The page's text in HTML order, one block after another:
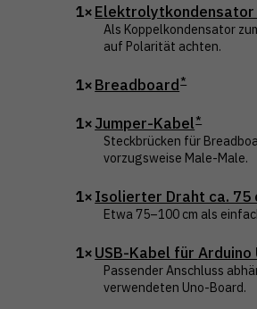
1×Elektrolytkondensator
Als Koppelkondensator
auf Polarität achten.
1×Breadboard
1×Jumper-Kabel
Steckbrücken für
vorzugsweise Male-Male.
1×Isolierter Draht ca. 75
Etwa 75–100 cm als
1×USB-Kabel für Arduino
Passender Anschluss
verwendeten Uno-Board.